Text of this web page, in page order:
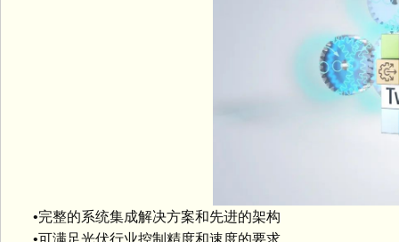
•完整的系统集成解决方案和先进的架构
•可满足光伏行业控制精度和速度的要求